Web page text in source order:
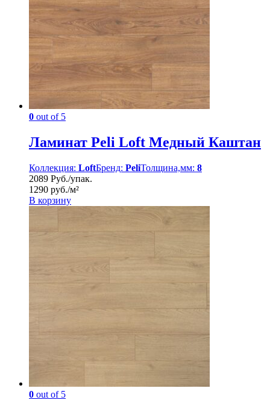
0 out of 5
Ламинат Peli Loft Медный Каштан
Коллекция: LoftБренд: PeliТолщина,мм: 8
2089 Руб./упак.
1290 руб./м²
В корзину
0 out of 5